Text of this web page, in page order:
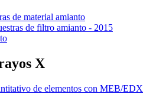
de material amianto
de filtro amianto - 2015
X
de elementos con MEB/EDX